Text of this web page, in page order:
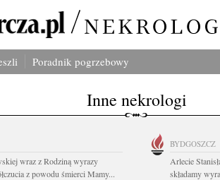
Poradnik pogrzebowy
Inne nekrologi
wraz z Rodziną wyrazy
z powodu śmierci Mamy...
BYDGOSZCZ
Arlecie
składamy